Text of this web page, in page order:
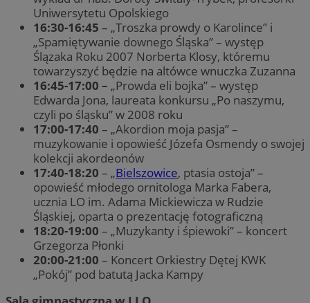
Uniwersytetu Opolskiego
16:30-16:45 – „Troszka prowdy o Karolince” i
„Spamiętywanie downego Śląska” – występ
Ślązaka Roku 2007 Norberta Klosy, któremu
towarzyszyć będzie na altówce wnuczka Zuzanna
16:45-17:00 – „Prowda eli bojka” – występ
Edwarda Jona, laureata konkursu „Po naszymu,
czyli po śląsku” w 2008 roku
17:00-17:40 – „Akordion moja pasja” –
muzykowanie i opowieść Józefa Osmendy o swojej
kolekcji akordeonów
17:40-18:20 – „Bielszowice, ptasia ostoja” –
opowieść młodego ornitologa Marka Fabera,
ucznia LO im. Adama Mickiewicza w Rudzie
Śląskiej, oparta o prezentację fotograficzną
18:20-19:00 – „Muzykanty i śpiewoki” – koncert
Grzegorza Płonki
20:00-21:00 – Koncert Orkiestry Dętej KWK
„Pokój” pod batutą Jacka Kampy